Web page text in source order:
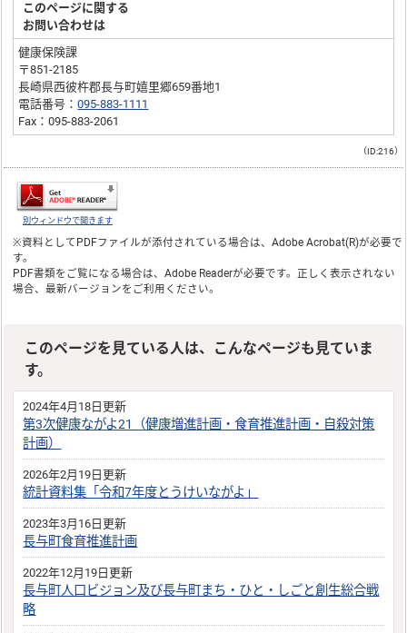
このページに関する
お問い合わせは
健康保険課
〒851-2185
長崎県西彼杵郡長与町嬉里郷659番地1
電話番号：095-883-1111
Fax：095-883-2061
（ID:216）
別ウィンドウで開きます
※資料としてPDFファイルが添付されている場合は、Adobe Acrobat(R)が必要で
す。
PDF書類をご覧になる場合は、Adobe Readerが必要です。正しく表示されない
場合、最新バージョンをご利用ください。
このページを見ている人は、こんなページも見ていま
す。
2024年4月18日更新
第3次健康ながよ21（健康増進計画・食育推進計画・自殺対策
計画）
2026年2月19日更新
統計資料集「令和7年度とうけいながよ」
2023年3月16日更新
長与町食育推進計画
2022年12月19日更新
長与町人口ビジョン及び長与町まち・ひと・しごと創生総合戦
略